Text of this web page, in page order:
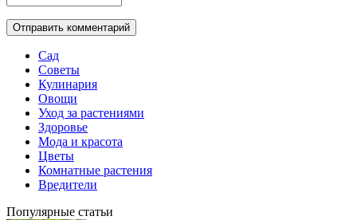
Сад
Советы
Кулинария
Овощи
Уход за растениями
Здоровье
Мода и красота
Цветы
Комнатные растения
Вредители
Популярные статьи